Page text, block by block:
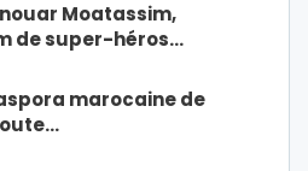
Moatassim,
de super-héros…
marocaine de